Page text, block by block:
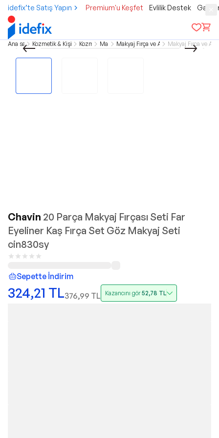
idefix’te Satış Yapın Premium'u Keşfet Evlilik Destek
Ana sayfaKozmetik & Kişisel Bakım
KozmetikMakyajMakyaj Fırça ve AksesuarlarMakyaj Fırça ve
Chavin 20 Parça Makyaj Fırçası Seti Far
Eyeliner Kaş Fırça Set Göz Makyaj Seti
cin830sy
Sepette İndirim
324,21 TL376,99 TL Kazancını gör52,78 TL